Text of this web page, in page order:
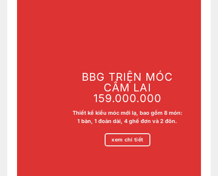
BBG TRIỆN MÓC
CẨM LAI
159.000.000
Thiết kế kiểu móc mới lạ, bao gồm 8 món:
1 bàn, 1 đoản dài, 4 ghế đơn và 2 đôn.
xem chi tiết